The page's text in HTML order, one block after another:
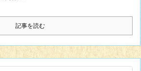
記事を読む